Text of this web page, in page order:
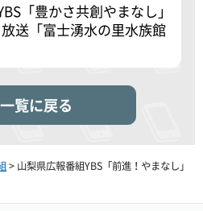
「豊かさ共創やまなし」
送「富士湧水の里水族館
一覧に戻る
> 山梨県広報番組YBS「前進！やまなし」